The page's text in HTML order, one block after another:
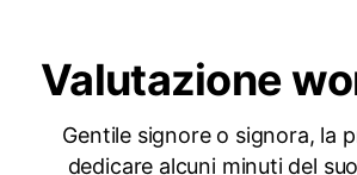
Valutazione
Gentile signore o signora, la
dedicare alcuni minuti del